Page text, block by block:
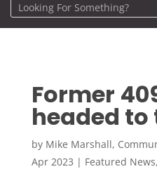
Former
headed to
by Mike Marshall,
Apr 2023 | Featured News,